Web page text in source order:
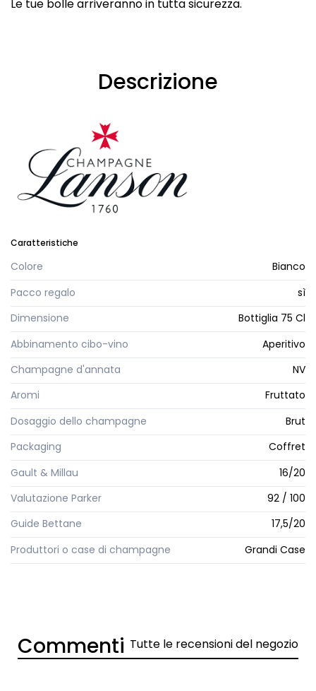
Le tue bolle arriveranno in tutta sicurezza.
Descrizione
Caratteristiche
Colore
Bianco
Pacco regalo
sì
Dimensione
Bottiglia 75 Cl
Abbinamento cibo-vino
Aperitivo
Champagne d'annata
NV
Aromi
Fruttato
Dosaggio dello champagne
Brut
Packaging
Coffret
Gault & Millau
16/20
Valutazione Parker
92 / 100
Guide Bettane
17,5/20
Produttori o case di champagne
Grandi Case
Commenti Tutte le recensioni del negozio